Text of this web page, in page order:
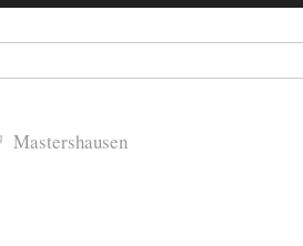
Mastershausen